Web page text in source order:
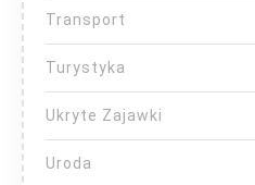
Transport
Turystyka
Ukryte Zajawki
Uroda